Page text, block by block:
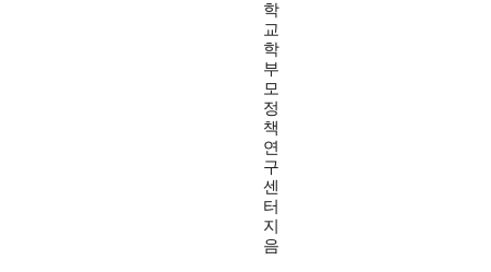
학
교
학
부
모
정
책
연
구
센
터
지
음